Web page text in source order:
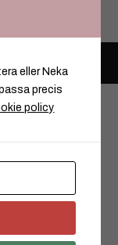
AB 2025
eller Neka
precis
policy